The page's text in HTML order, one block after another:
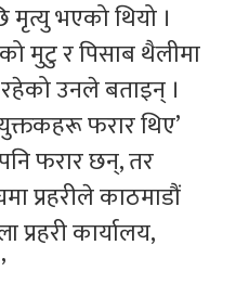
मृत्यु भएको थियो ।
मुटु र पिसाब थैलीमा
उनले बताइन् ।
फरार थिए’
फरार छन्, तर
प्रहरीले काठमाडौं
प्रहरी कार्यालय,